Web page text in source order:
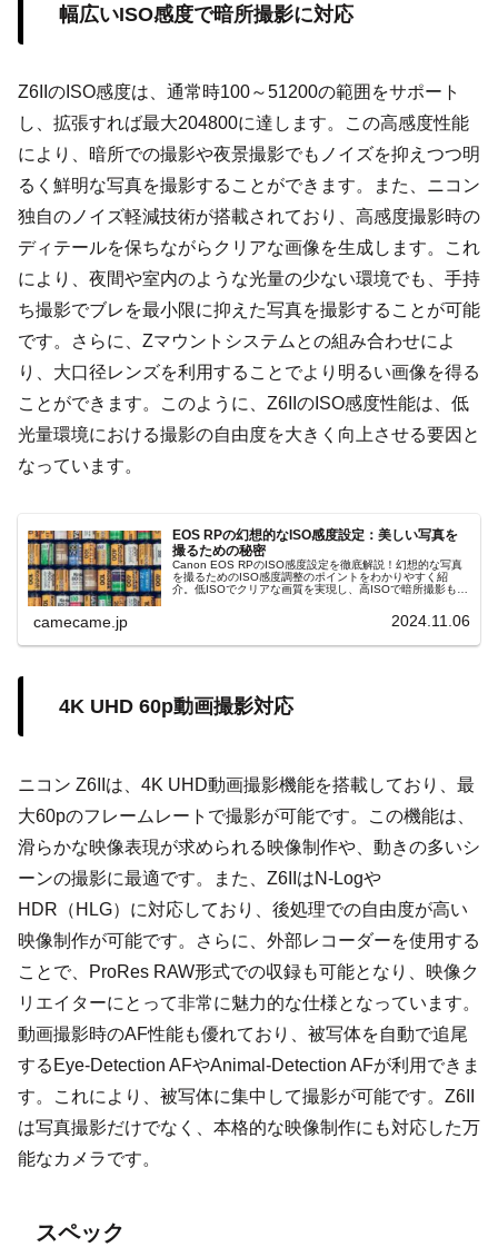
幅広いISO感度で暗所撮影に対応
Z6IIのISO感度は、通常時100～51200の範囲をサポート
し、拡張すれば最大204800に達します。この高感度性能
により、暗所での撮影や夜景撮影でもノイズを抑えつつ明
るく鮮明な写真を撮影することができます。また、ニコン
独自のノイズ軽減技術が搭載されており、高感度撮影時の
ディテールを保ちながらクリアな画像を生成します。これ
により、夜間や室内のような光量の少ない環境でも、手持
ち撮影でブレを最小限に抑えた写真を撮影することが可能
です。さらに、Zマウントシステムとの組み合わせによ
り、大口径レンズを利用することでより明るい画像を得る
ことができます。このように、Z6IIのISO感度性能は、低
光量環境における撮影の自由度を大きく向上させる要因と
なっています。
EOS RPの幻想的なISO感度設定：美しい写真を
撮るための秘密
Canon EOS RPのISO感度設定を徹底解説！幻想的な写真
を撮るためのISO感度調整のポイントをわかりやすく紹
介。低ISOでクリアな画質を実現し、高ISOで暗所撮影もス
アル設定を駆使して、状況に応じた最適な設定を探ること
で、EOS RPの性能を最大限に引き出します。
camecame.jp 2024.11.06
4K UHD 60p動画撮影対応
ニコン Z6IIは、4K UHD動画撮影機能を搭載しており、最
大60pのフレームレートで撮影が可能です。この機能は、
滑らかな映像表現が求められる映像制作や、動きの多いシ
ーンの撮影に最適です。また、Z6IIはN-Logや
HDR（HLG）に対応しており、後処理での自由度が高い
映像制作が可能です。さらに、外部レコーダーを使用する
ことで、ProRes RAW形式での収録も可能となり、映像ク
リエイターにとって非常に魅力的な仕様となっています。
動画撮影時のAF性能も優れており、被写体を自動で追尾
するEye-Detection AFやAnimal-Detection AFが利用できま
す。これにより、被写体に集中して撮影が可能です。Z6II
は写真撮影だけでなく、本格的な映像制作にも対応した万
能なカメラです。
スペック